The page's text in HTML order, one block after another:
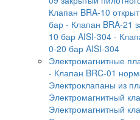
Клапан BRA-10
бар - Клапан BRA-21
10 бар AISI-304 -
0-20 бар AISI-304
Электромагнитные
- Клапан BRC-01
Электроклапаны из
Электромагнитный
Электромагнитный